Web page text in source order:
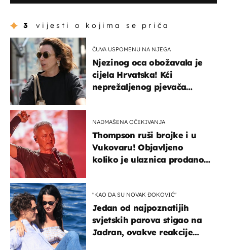
3 vijesti o kojima se priča
ČUVA USPOMENU NA NJEGA
Njezinog oca obožavala je
cijela Hrvatska! Kći
neprežaljenog pjevača
NADMAŠENA OČEKIVANJA
Thompson ruši brojke i u
Vukovaru! Objavljeno
koliko je ulaznica prodano
"KAO DA SU NOVAK ĐOKOVIĆ"
Jedan od najpoznatijih
svjetskih parova stigao na
Jadran, ovakve reakcije